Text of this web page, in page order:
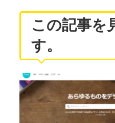
この記事を
す。